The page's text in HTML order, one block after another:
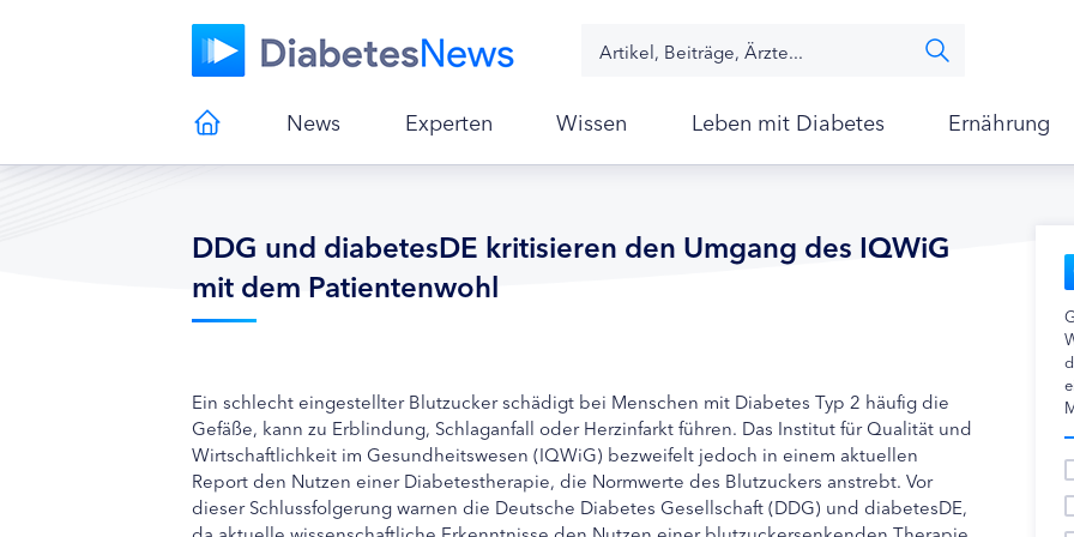
News Experten Wissen Leben mit Diabetes Ernährung
DDG und diabetesDE kritisieren den Umgang des IQWiG
mit dem Patientenwohl
Ein schlecht eingestellter Blutzucker schädigt bei Menschen mit Diabetes Typ 2 häufig die
Gefäße, kann zu Erblindung, Schlaganfall oder Herzinfarkt führen. Das Institut für Qualität und
Wirtschaftlichkeit im Gesundheitswesen (IQWiG) bezweifelt jedoch in einem aktuellen
Report den Nutzen einer Diabetestherapie, die Normwerte des Blutzuckers anstrebt. Vor
dieser Schlussfolgerung warnen die Deutsche Diabetes Gesellschaft (DDG) und diabetesDE,